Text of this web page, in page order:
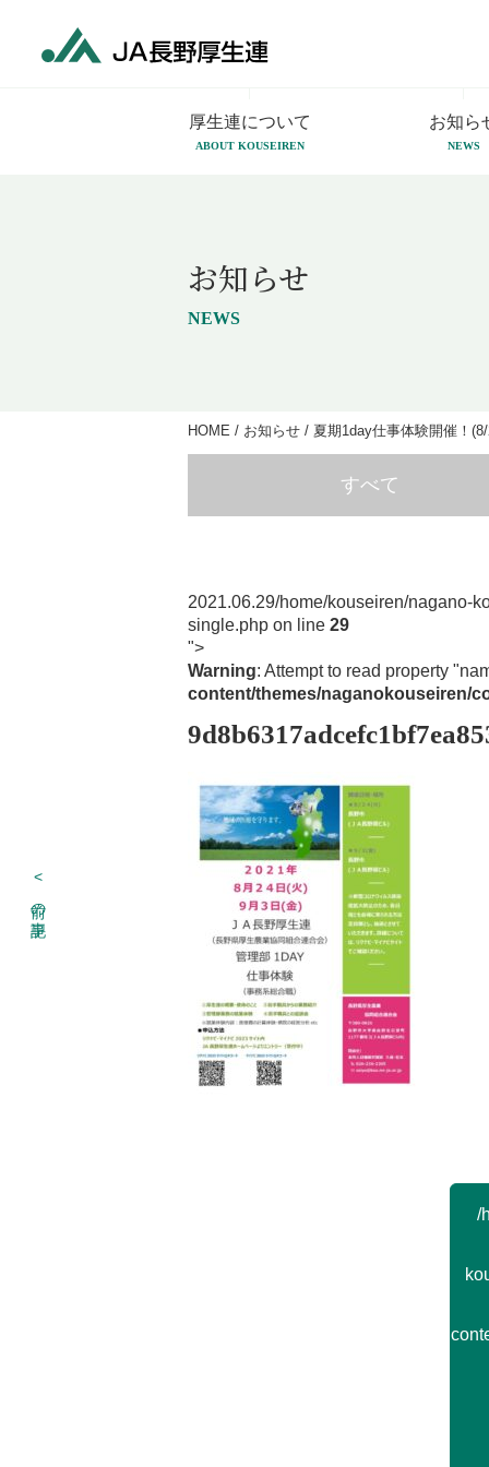
厚生連について
ABOUT KOUSEIREN
お知ら
NEWS
お知らせ
NEWS
HOME / お知らせ / 夏期1day仕事体験開催！
すべて
2021.06.29/home/kouseiren/nagano-
single.php on line 29
">
Warning: Attempt to read property
content/themes/naganokouseiren/
<
前の記事
/